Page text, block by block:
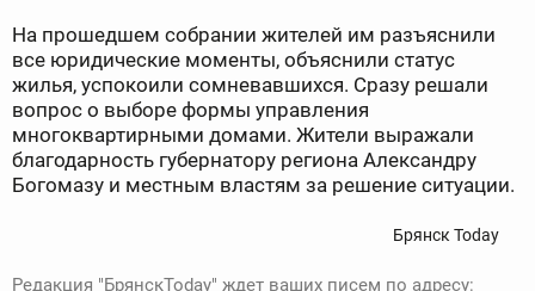
На прошедшем собрании жителей им разъяснили
все юридические моменты, объяснили статус
жилья, успокоили сомневавшихся. Сразу решали
вопрос о выборе формы управления
многоквартирными домами. Жители выражали
благодарность губернатору региона Александру
Богомазу и местным властям за решение ситуации.
Брянск Today
Редакция "БрянскToday" ждет ваших писем по адресу: